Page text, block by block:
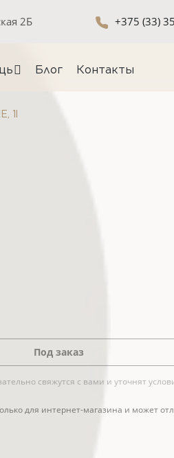
2Б +375 (33)
Блог Контакты
1l
Под заказ
свяжутся с вами и уточнят
для интернет-магазина и может